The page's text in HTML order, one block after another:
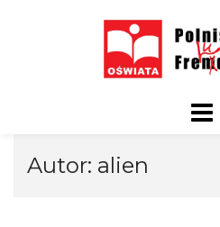
Autor: alien